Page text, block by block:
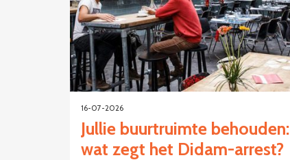
16-07-2026
Jullie buurtruimte behouden:
wat zegt het Didam-arrest?